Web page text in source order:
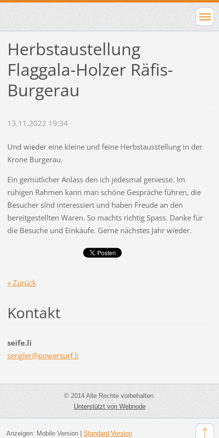
Herbstaustellung
Flaggala-Holzer Räfis-
Burgerau
13.11.2022 19:34
Und wieder eine kleine und feine Herbstausstellung in der
Krone Burgerau.
Ein gemütlicher Anlass den ich jedesmal geniesse. Im
ruhigen Rahmen kann man schöne Gespräche führen, die
Besucher sind interessiert und haben Freude an den
bereitgestellten Waren. So machts richtig Spass. Danke für
die Besuche und Einkäufe. Gerne nächstes Jahr wieder.
« Zurück
Kontakt
seife.li
sengler@powersurf.li
© 2014 Alle Rechte vorbehalten.
Unterstützt von Webnode
Anzeigen: Mobile Version| Standard Version